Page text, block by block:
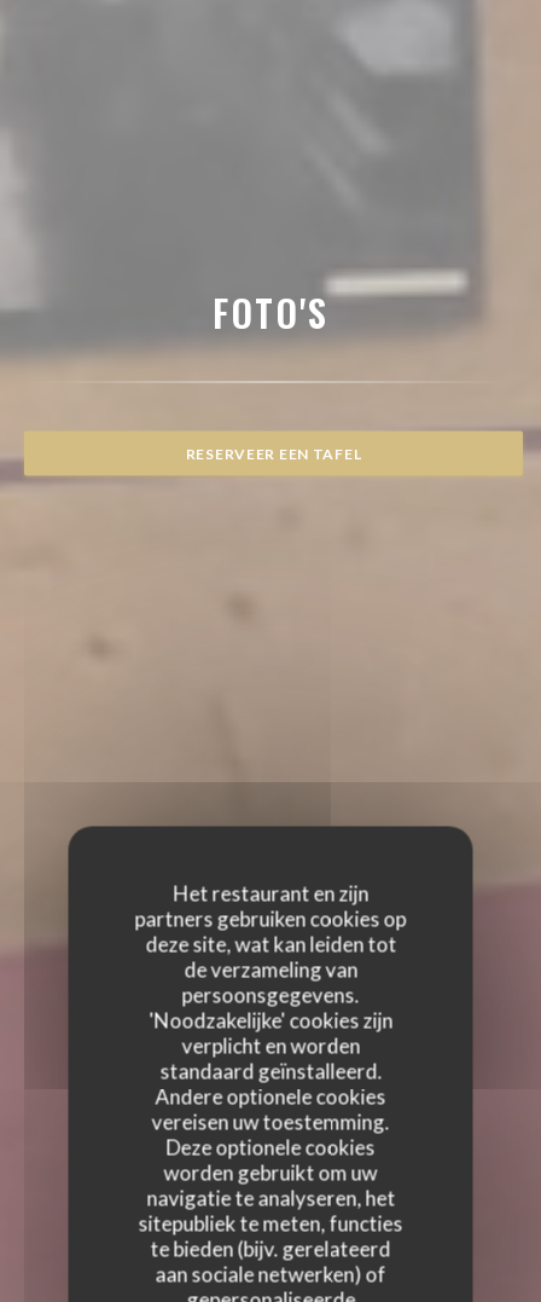
Het restaurant en zijn
partners gebruiken cookies op
deze site, wat kan leiden tot
de verzameling van
persoonsgegevens.
'Noodzakelijke' cookies zijn
verplicht en worden
standaard geïnstalleerd.
Andere optionele cookies
vereisen uw toestemming.
Deze optionele cookies
worden gebruikt om uw
navigatie te analyseren, het
sitepubliek te meten, functies
te bieden (bijv. gerelateerd
aan sociale netwerken) of
FOTO'S
RESERVEER EEN TAFEL